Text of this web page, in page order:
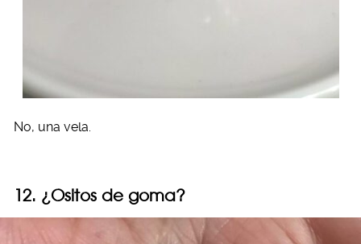
No, una vela.
12. ¿Ositos de goma?